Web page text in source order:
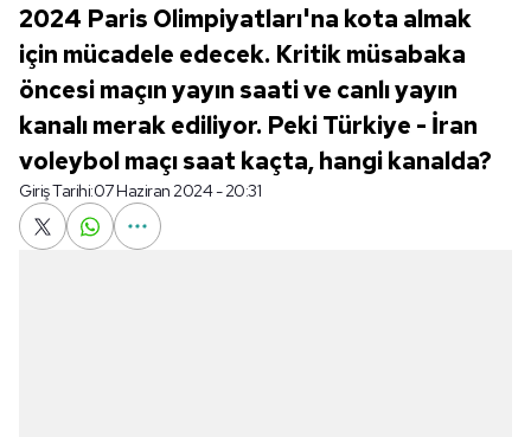
2024 Paris Olimpiyatları'na kota almak
için mücadele edecek. Kritik müsabaka
öncesi maçın yayın saati ve canlı yayın
kanalı merak ediliyor. Peki Türkiye - İran
voleybol maçı saat kaçta, hangi kanalda?
Giriş Tarihi:07 Haziran 2024 - 20:31